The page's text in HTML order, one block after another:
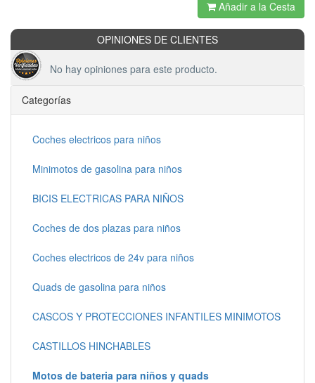
Añadir a la Cesta
OPINIONES DE CLIENTES
No hay opiniones para este producto.
Categorías
Coches electricos para niños
Minimotos de gasolina para niños
BICIS ELECTRICAS PARA NIÑOS
Coches de dos plazas para niños
Coches electricos de 24v para niños
Quads de gasolina para niños
CASCOS Y PROTECCIONES INFANTILES MINIMOTOS
CASTILLOS HINCHABLES
Motos de bateria para niños y quads